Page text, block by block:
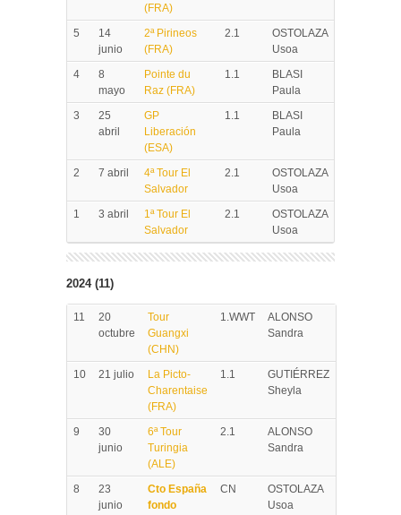
(FRA)
5
14
junio
2ª Pirineos
(FRA)
2.1
OSTOLAZA
Usoa
4
8
mayo
Pointe du
Raz (FRA)
1.1
BLASI
Paula
3
25
abril
GP
Liberación
(ESA)
1.1
BLASI
Paula
2 7 abril
4ª Tour El
Salvador
2.1
OSTOLAZA
Usoa
1
3 abril
1ª Tour El
Salvador
2.1
OSTOLAZA
Usoa
2024 (11)
11
20
octubre
Tour
Guangxi
(CHN)
1.WWT
ALONSO
Sandra
10 21 julio
La Picto-
Charentaise
(FRA)
1.1
GUTIÉRREZ
Sheyla
9
30
junio
6ª Tour
Turingia
(ALE)
2.1
ALONSO
Sandra
8
23
junio
Cto España
fondo
CN
OSTOLAZA
Usoa